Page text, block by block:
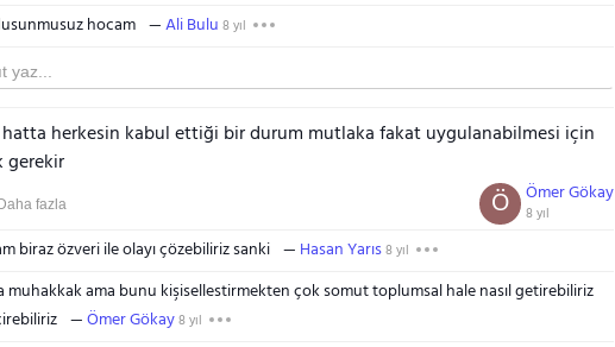
hocam Ali Bulu 8 yıl
herkesin kabul ettiği bir durum mutlaka fakat uygulanabilmesi için
gerekir
Daha fazla Ömer Gökay
8 yıl
Ö
biraz özveri ile olayı çözebiliriz sanki Hasan Yarıs8 yıl
muhakkak ama bunu kişisellestirmekten çok somut toplumsal hale nasıl getirebiliriz
Ömer Gökay8 yıl